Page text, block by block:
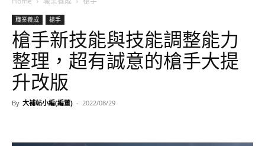
職業養成 槍手
槍手新技能與技能調整能力
整理，超有誠意的槍手大提
升改版
By 大補帖小編(編董) - 2022/08/29